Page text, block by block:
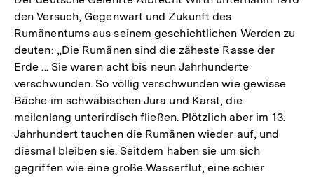
den Versuch, Gegenwart und Zukunft des
Rumänentums aus seinem geschichtlichen Werden zu
deuten: „Die Rumänen sind die zäheste Rasse der
Erde ... Sie waren acht bis neun Jahrhunderte
verschwunden. So völlig verschwunden wie gewisse
Bäche im schwäbischen Jura und Karst, die
meilenlang unterirdisch fließen. Plötzlich aber im 13.
Jahrhundert tauchen die Rumänen wieder auf, und
diesmal bleiben sie. Seitdem haben sie um sich
gegriffen wie eine große Wasserflut, eine schier